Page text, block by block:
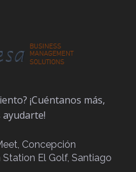
¡Cuéntanos más,
Concepción
Station El Golf, Santiago